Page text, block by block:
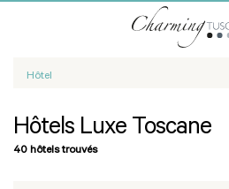
Hôtel
Hôtels Luxe Toscane
40 hôtels trouvés